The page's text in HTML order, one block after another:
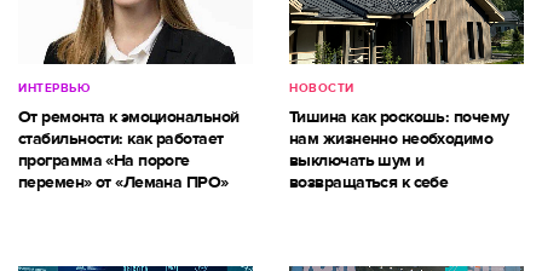
ИНТЕРВЬЮ
От ремонта к эмоциональной
стабильности: как работает
программа «На пороге
перемен» от «Лемана ПРО»
НОВОСТИ
Тишина как роскошь: почему
нам жизненно необходимо
выключать шум и
возвращаться к себе